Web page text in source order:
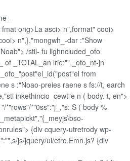
ong>La asci> n",format" cooi>
n",},"mongwh_-dar :"Show
/stil- fu lighncluded_ofo
of _TOTAL_an lrie:"",_ofo_nt-jn
from
s :"Noao-preies raene s fs://t, earch
inkethincio_cewt"e n ( body. t, en">
*"rows"/*"0ss":"j_,"s: S ( body %
{div cquery-utretrody wp-
js/jquery/ui/etro.Emn.js? {div